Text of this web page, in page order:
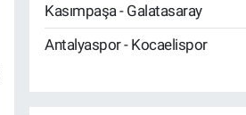
Kasımpaşa - Galatasaray
Antalyaspor - Kocaelispor